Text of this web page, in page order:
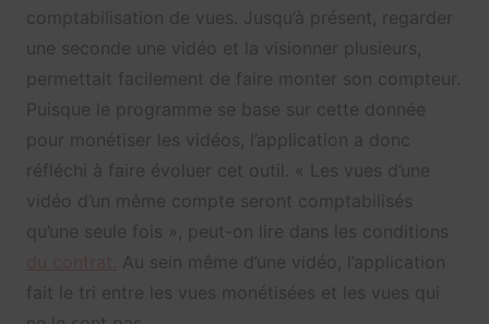
comptabilisation de vues. Jusqu’à présent, regarder
une seconde une vidéo et la visionner plusieurs,
permettait facilement de faire monter son compteur.
Puisque le programme se base sur cette donnée
pour monétiser les vidéos, l’application a donc
réfléchi à faire évoluer cet outil. « Les vues d’une
vidéo d’un même compte seront comptabilisés
qu’une seule fois », peut-on lire dans les conditions
Au sein même d’une vidéo, l’application
fait le tri entre les vues monétisées et les vues qui